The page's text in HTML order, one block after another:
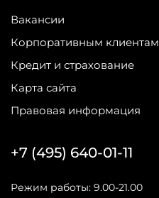
Вакансии
Корпоративным клиентам
Кредит и страхование
Карта сайта
Правовая информация
+7 (495) 640-01-11
Режим работы: 9.00-21.00